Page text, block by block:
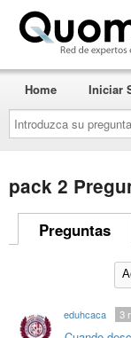
Introduzca
su
pregunta
aquí...
Home Iniciar
pack 2
Preguntas
eduhcaca 3